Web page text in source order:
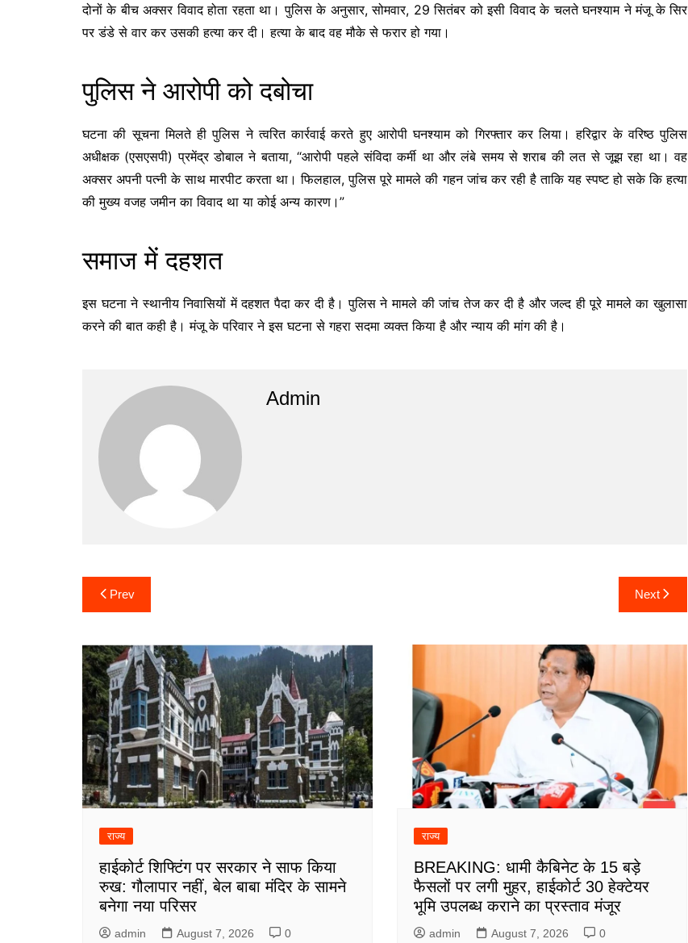
दोनों के बीच अक्सर विवाद होता रहता था। पुलिस के अनुसार, सोमवार, 29 सितंबर को इसी विवाद के चलते घनश्याम ने मंजू के सिर
पर डंडे से वार कर उसकी हत्या कर दी। हत्या के बाद वह मौके से फरार हो गया।
पुलिस ने आरोपी को दबोचा
घटना की सूचना मिलते ही पुलिस ने त्वरित कार्रवाई करते हुए आरोपी घनश्याम को गिरफ्तार कर लिया। हरिद्वार के वरिष्ठ पुलिस
अधीक्षक (एसएसपी) प्रमेंद्र डोबाल ने बताया, “आरोपी पहले संविदा कर्मी था और लंबे समय से शराब की लत से जूझ रहा था। वह
अक्सर अपनी पत्नी के साथ मारपीट करता था। फिलहाल, पुलिस पूरे मामले की गहन जांच कर रही है ताकि यह स्पष्ट हो सके कि हत्या
की मुख्य वजह जमीन का विवाद था या कोई अन्य कारण।”
समाज में दहशत
इस घटना ने स्थानीय निवासियों में दहशत पैदा कर दी है। पुलिस ने मामले की जांच तेज कर दी है और जल्द ही पूरे मामले का खुलासा
करने की बात कही है। मंजू के परिवार ने इस घटना से गहरा सदमा व्यक्त किया है और न्याय की मांग की है।
Admin
Post
navigation
Prev Next
राज्य
हाईकोर्ट शिफ्टिंग पर सरकार ने साफ किया
रुख: गौलापार नहीं, बेल बाबा मंदिर के सामने
बनेगा नया परिसर
admin August 7, 2026 0
राज्य
BREAKING: धामी कैबिनेट के 15 बड़े
फैसलों पर लगी मुहर, हाईकोर्ट 30 हेक्टेयर
भूमि उपलब्ध कराने का प्रस्ताव मंजूर
admin August 7, 2026 0